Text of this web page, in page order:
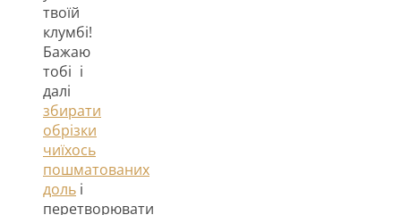
твоїй
клумбі!
Бажаю
тобі і
далі
збирати
обрізки
чиїхось
пошматованих
доль і
перетворювати